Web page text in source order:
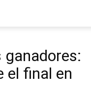
el final en